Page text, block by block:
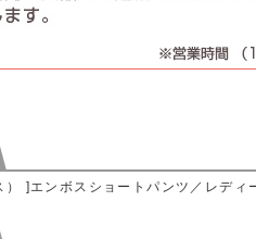
]エンボスショートパンツ／レディ